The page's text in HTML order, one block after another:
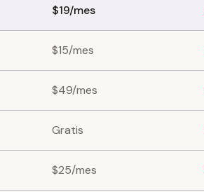
$19/mes
$15/mes
$49/mes
Gratis
$25/mes